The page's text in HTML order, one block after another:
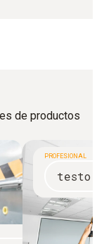
de productos
PROFESIONAL
testo